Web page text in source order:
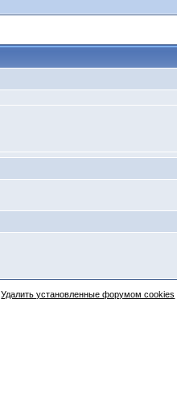
Удалить установленные форумом cookies